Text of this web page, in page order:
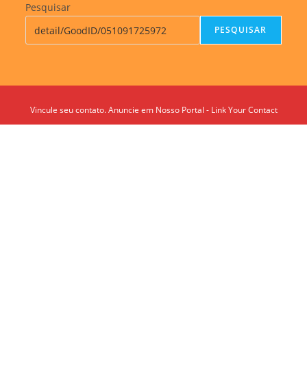
Pesquisar
PESQUISAR
Vincule seu contato. Anuncie em Nosso Portal - Link Your Contact